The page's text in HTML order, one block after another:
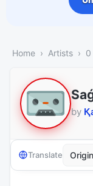
Home Artists 0
by
Translate